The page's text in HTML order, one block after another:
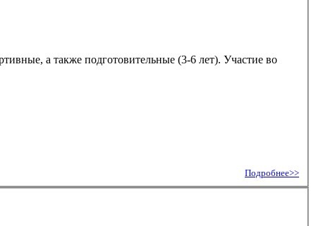
а также подготовительные (3-6 лет). Участие во
Подробнее>>